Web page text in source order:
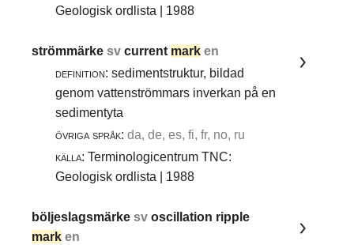
Geologisk ordlista | 1988
strömmärkesvcurrent mark en
definition: sedimentstruktur, bildad
genom vattenströmmars inverkan på en
sedimentyta
övriga språk: da, de, es, fi, fr, no, ru
källa: Terminologicentrum TNC:
Geologisk ordlista | 1988
böljeslagsmärkesvoscillation ripple
mark en